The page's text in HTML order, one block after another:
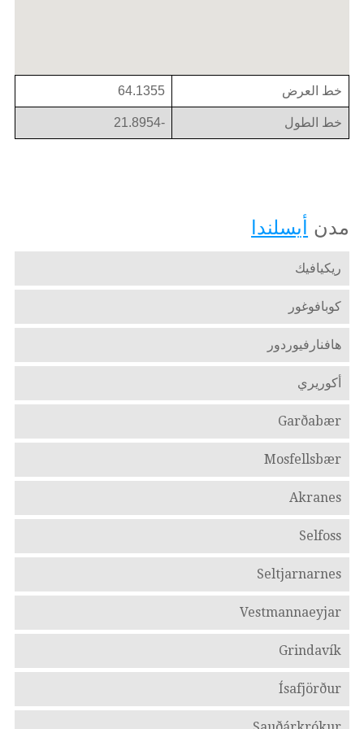
خط العرض 64.1355
خط الطول -21.8954
مدن أيسلندا
ريكيافيك
كوبافوغور
هافنارفيوردور
أكوريري
Garðabær
Mosfellsbær
Akranes
Selfoss
Seltjarnarnes
Vestmannaeyjar
Grindavík
Ísafjörður